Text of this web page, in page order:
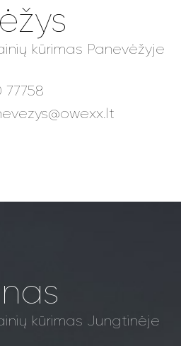
kūrimas Panevėžyje
77758
kūrimas Jungtinėje